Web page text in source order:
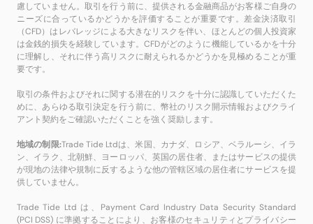
慮していません。取引を行う前に、提供される金融商品がお客様ご自身の
ニーズに合っているかどうかを評価することが重要です。差金決済取引
（CFD）はレバレッジによる大きなリスクを伴い、ほとんどの個人投資家
は金銭的損失を経験しています。CFDがどのように機能しているかを十分
に理解し、それに伴う高リスクに耐えられるかどうかを見極めることが重
要です。
取引の条件およびそれに関する潜在的リスクを十分に認識していただくた
めに、あらゆる取引決定を行う前に、幣社のリスク開示情報およびクライ
アント契約をご確認いただくことを強く奨励します。
地域の制限:Trade Tide Ltdは、米国、カナダ、ロシア、ベラルーシ、イラ
ン、イラク、北朝鮮、ヨーロッパ、英国の居住者、またはサービスの提供
が現地の法律や規制に反するような他の管轄区域の居住者にサービスを提
供していません。
Trade Tide Ltd は、Payment Card Industry Data Security Standard
(PCI DSS) に準拠することにより、お客様のセキュリティとプライバシー